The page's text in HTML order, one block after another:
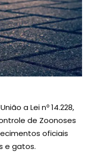
a Lei nº 14.228,
de Zoonoses
oficiais
e gatos.